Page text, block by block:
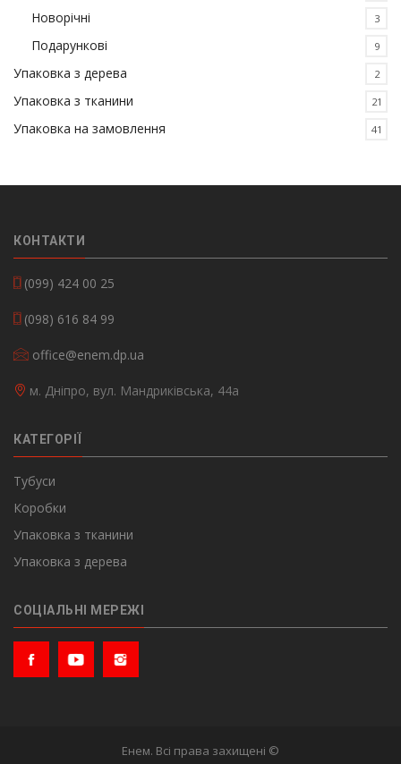
Новорічні 3
Подарункові 9
Упаковка з дерева 2
Упаковка з тканини 21
Упаковка на замовлення 41
КОНТАКТИ
(099) 424 00 25
(098) 616 84 99
office@enem.dp.ua
м. Дніпро, вул. Мандриківська, 44а
КАТЕГОРІЇ
Тубуси
Коробки
Упаковка з тканини
Упаковка з дерева
СОЦІАЛЬНІ МЕРЕЖІ
Енем. Всі права захищені ©